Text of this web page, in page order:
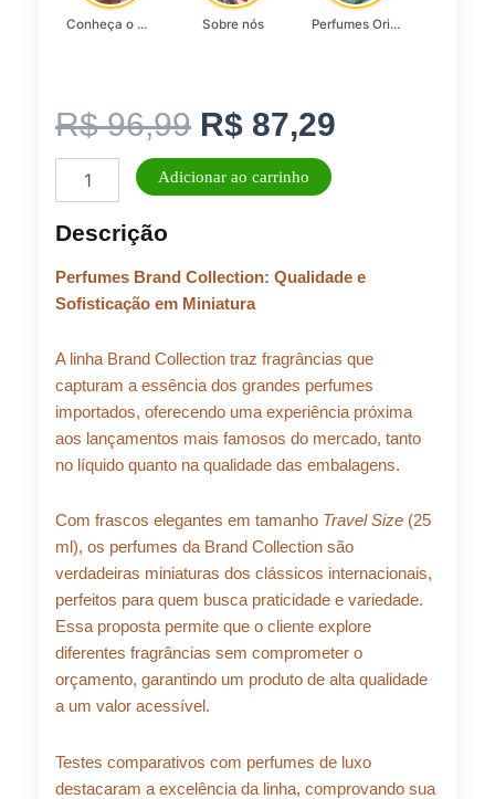
Conheça o Asad, da Lattafa… Sobre nós Perfumes Originais
R$96,99 O
preço
era:
R$ 87,29
é:
Masculino
COLLECTION
-
25ML
Adicionar ao carrinho
Descrição
Perfumes Brand Collection: Qualidade e
Sofisticação em Miniatura
A linha Brand Collection traz fragrâncias que
capturam a essência dos grandes perfumes
importados, oferecendo uma experiência próxima
aos lançamentos mais famosos do mercado, tanto
no líquido quanto na qualidade das embalagens.
Com frascos elegantes em tamanho Travel Size (25
ml), os perfumes da Brand Collection são
verdadeiras miniaturas dos clássicos internacionais,
perfeitos para quem busca praticidade e variedade.
Essa proposta permite que o cliente explore
diferentes fragrâncias sem comprometer o
orçamento, garantindo um produto de alta qualidade
a um valor acessível.
Testes comparativos com perfumes de luxo
destacaram a excelência da linha, comprovando sua